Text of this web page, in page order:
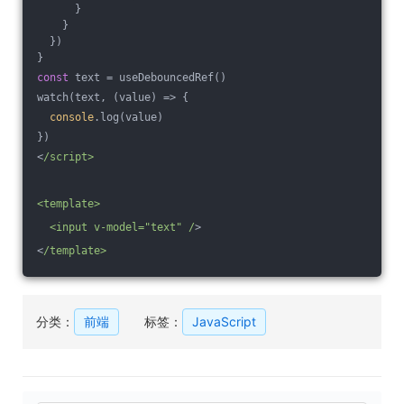
}
}
})
}
const text = useDebouncedRef()
watch(text, (value) => {
console .log(value)
})
</script>
<template>
<input v-model="text" />
</template>
分类： 前端 标签： JavaScript